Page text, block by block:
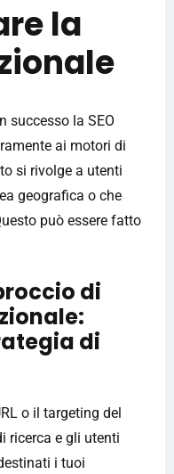
la
successo la SEO
ai motori di
si rivolge a utenti
geografica o che
può essere fatto
di
di
o il targeting del
ricerca e gli utenti
i tuoi